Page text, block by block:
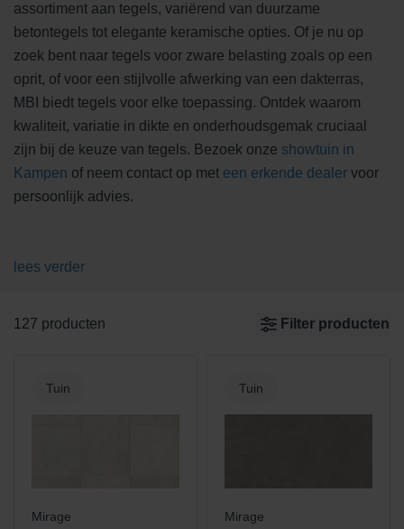
assortiment aan tegels, variërend van duurzame
betontegels tot elegante keramische opties. Of je nu op
zoek bent naar tegels voor zware belasting zoals op een
oprit, of voor een stijlvolle afwerking van een dakterras,
MBI biedt tegels voor elke toepassing. Ontdek waarom
kwaliteit, variatie in dikte en onderhoudsgemak cruciaal
zijn bij de keuze van tegels. Bezoek onze showtuin in
Kampen of neem contact op met een erkende dealer voor
persoonlijk advies.
lees verder
127 producten Filter producten
Tuin
Mirage
Tuin
Mirage